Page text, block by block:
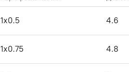
1x0.5 4.6
1x0.75 4.8